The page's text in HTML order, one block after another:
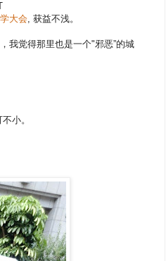
大会, 获益不浅。
我觉得那里也是一个"邪恶”的城
小。